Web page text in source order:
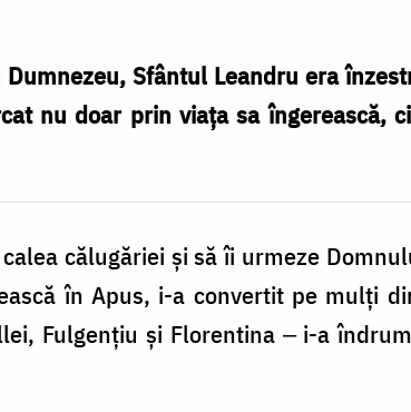
Sfântul Leandru era
nu doar prin viața sa îngerească,
călugăriei și să îi urmeze
în Apus, i-a convertit pe mulți
Fulgențiu și Florentina ‒ i-a